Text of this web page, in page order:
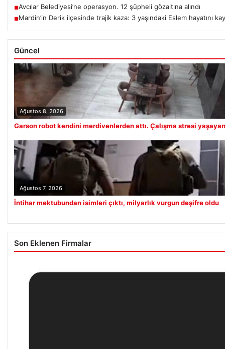
■Avcılar Belediyesi’ne operasyon. 12 şüpheli gözaltına alındı
■Mardin’in Derik ilçesinde trajik kaza: 3 yaşındaki Eslem hayatını
Güncel
Ağustos 8, 2026
Garson robot kendini merdivenlerden attı. Çalışma stresi
Ağustos 7, 2026
İntihar mektubundan isimleri çıktı, milyarlık vurgun deşifre oldu
Son Eklenen Firmalar